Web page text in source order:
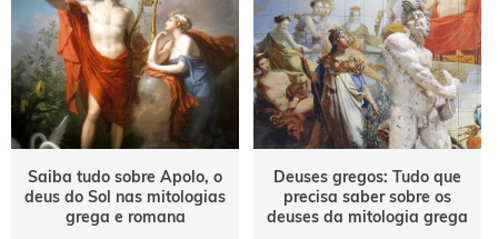
Saiba tudo sobre Apolo, o
deus do Sol nas mitologias
grega e romana
Deuses gregos: Tudo que
precisa saber sobre os
deuses da mitologia grega